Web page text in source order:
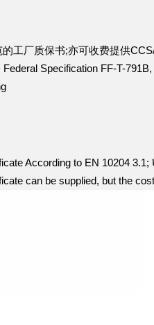
工厂质保书;亦可收费提供
Specification FF-T-
According to EN 10204
supplied, but the cost